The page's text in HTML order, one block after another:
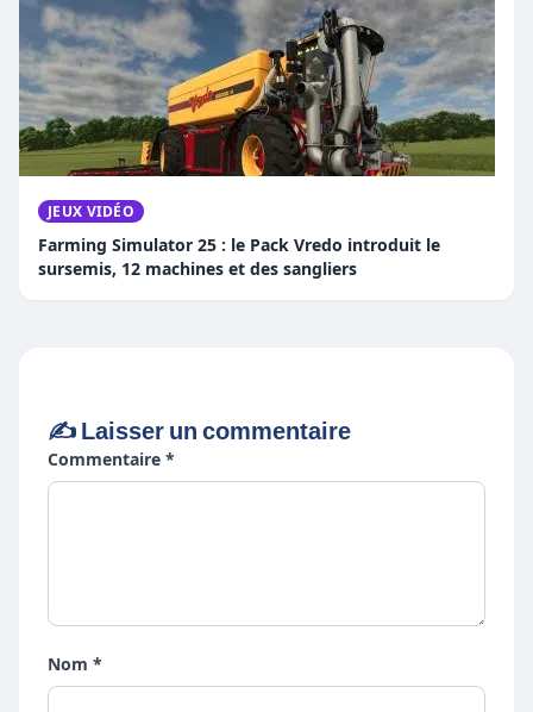
JEUX VIDÉO
Farming Simulator 25 : le Pack Vredo introduit le
sursemis, 12 machines et des sangliers
✍️ Laisser un commentaire
Commentaire *
Nom *